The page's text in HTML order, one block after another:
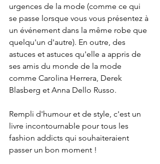
urgences de la mode (comme ce qui
se passe lorsque vous vous présentez à
un événement dans la même robe que
quelqu'un d'autre). En outre, des
astuces et astuces qu'elle a appris de
ses amis du monde de la mode
comme Carolina Herrera, Derek
Blasberg et Anna Dello Russo.
Rempli d'humour et de style, c'est un
livre incontournable pour tous les
fashion addicts qui souhaiteraient
passer un bon moment !